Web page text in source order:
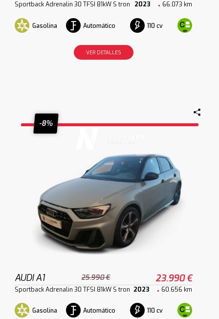
Sportback Adrenalin 30 TFSI 81kW S tron 2023 66.073 km
Gasolina Automático 110 cv
VER DETALLES
-8%
AUDI A1 25.990 € 23.990 €
Sportback Adrenalin 30 TFSI 81kW S tron 2023 60.656 km
Gasolina Automático 110 cv